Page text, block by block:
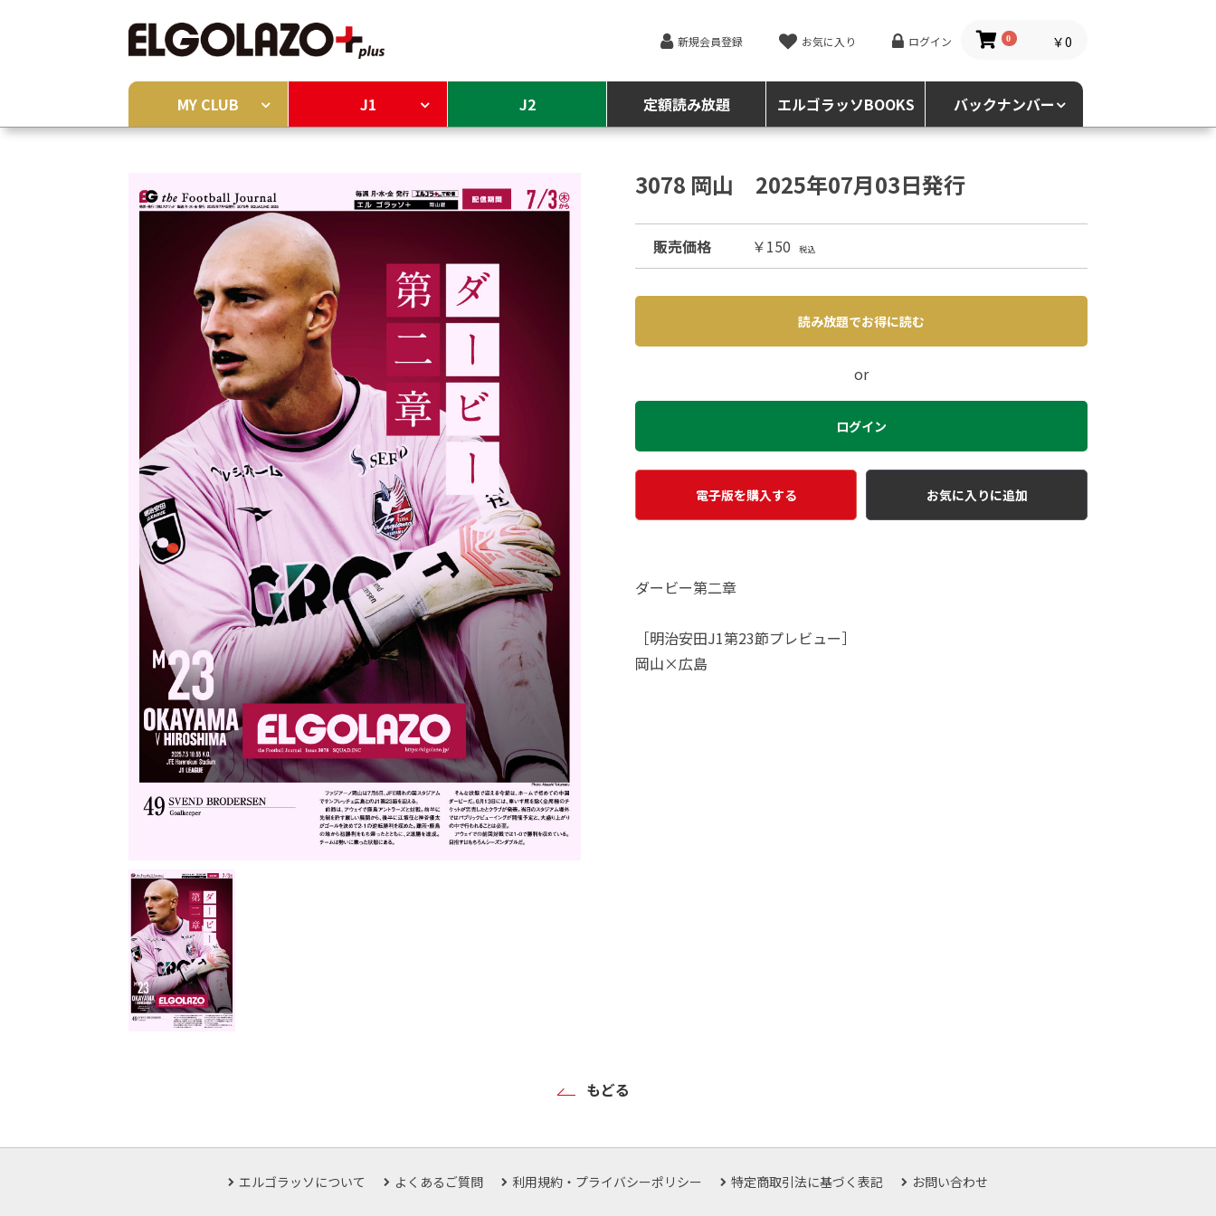
新規会員登録 お気に入り ログイン 0 ￥0
MY CLUB J1 J2 定額読み放題 エルゴラッソBOOKS バックナンバー
3078 岡山 2025年07月03日発行
販売価格 ￥150 税込
読み放題でお得に読む
or
ログイン
電子版を購入する お気に入りに追加
ダービー第二章
［明治安田J1第23節プレビュー］
岡山×広島
もどる
エルゴラッソについて よくあるご質問 利用規約・プライバシーポリシー 特定商取引法に基づく表記 お問い合わせ